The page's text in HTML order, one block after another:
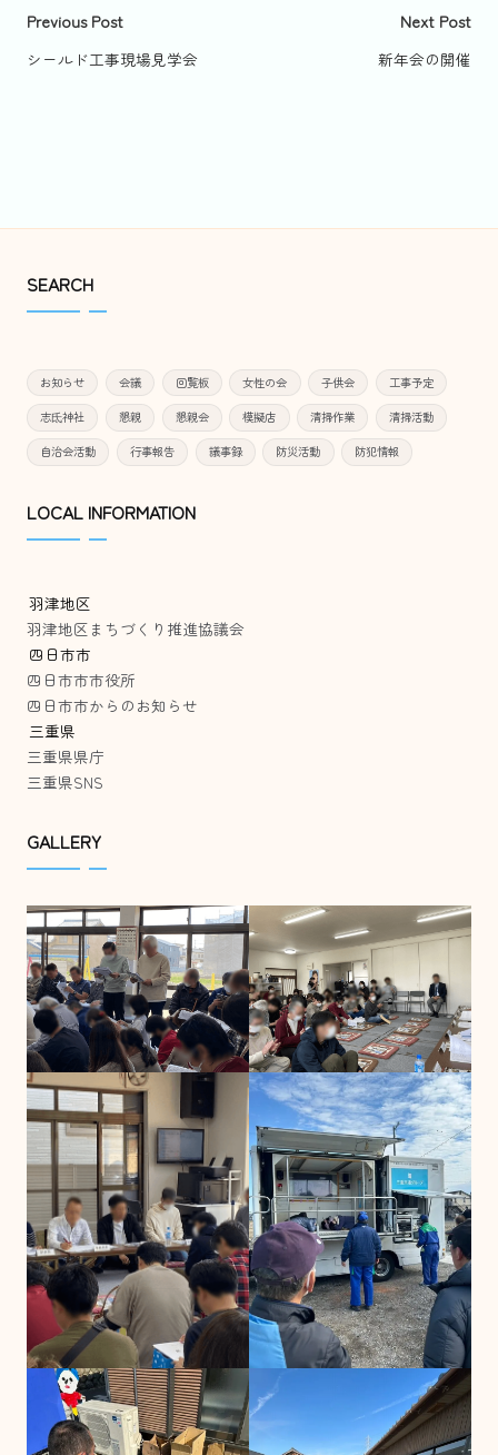
Post
navigation
Previous Post
シールド工事現場見学会
Next Post
新年会の開催
SEARCH
お知らせ 会議 回覧板 女性の会 子供会 工事予定
志氐神社 懇親 懇親会 模擬店 清掃作業 清掃活動
自治会活動 行事報告 議事録 防災活動 防犯情報
LOCAL INFORMATION
羽津地区
羽津地区まちづくり推進協議会
四日市市
四日市市市役所
四日市市からのお知らせ
三重県
三重県県庁
三重県SNS
GALLERY